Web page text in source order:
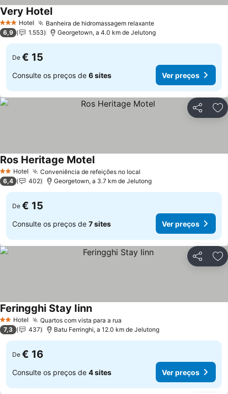
3 EstrelasHotel Banheira de hidromassagem relaxante
Very Hotel
6,9 1.553 Georgetown, a 4.0 km de Jelutong
De € 15
Consulte os preços de 6 sites Ver preços
Partilhar
2 Estrelas
Hotel Conveniência de refeições no local
Ros Heritage Motel
6,4 402 Georgetown, a 3.7 km de Jelutong
De € 15
Consulte os preços de 7 sites Ver preços
Partilhar
2 Estrelas
Hotel Quartos com vista para a rua
Feringghi Stay Iinn
7,3 437 Batu Ferringhi, a 12.0 km de Jelutong
De € 16
Consulte os preços de 4 sites Ver preços